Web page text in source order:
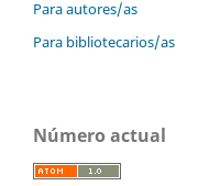
Para autores/as
Para bibliotecarios/as
Número actual